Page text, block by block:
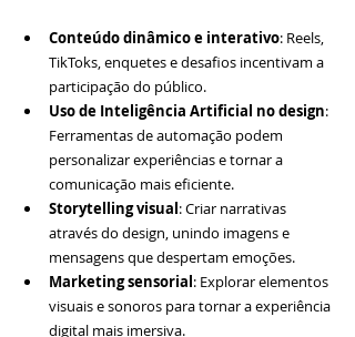
Conteúdo dinâmico e interativo: Reels,
TikToks, enquetes e desafios incentivam a
participação do público.
Uso de Inteligência Artificial no design:
Ferramentas de automação podem
personalizar experiências e tornar a
comunicação mais eficiente.
Storytelling visual: Criar narrativas
através do design, unindo imagens e
mensagens que despertam emoções.
Marketing sensorial: Explorar elementos
visuais e sonoros para tornar a experiência
digital mais imersiva.